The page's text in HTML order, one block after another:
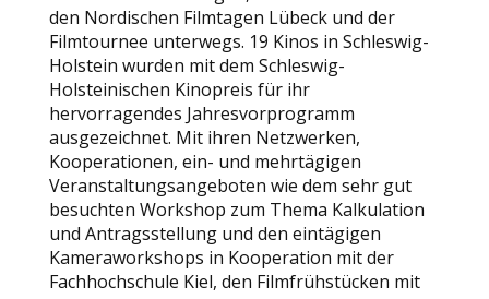
den Nordischen Filmtagen Lübeck und der
Filmtournee unterwegs. 19 Kinos in Schleswig-
Holstein wurden mit dem Schleswig-
Holsteinischen Kinopreis für ihr
hervorragendes Jahresvorprogramm
ausgezeichnet. Mit ihren Netzwerken,
Kooperationen, ein- und mehrtägigen
Veranstaltungsangeboten wie dem sehr gut
besuchten Workshop zum Thema Kalkulation
und Antragsstellung und den eintägigen
Kameraworkshops in Kooperation mit der
Fachhochschule Kiel, den Filmfrühstücken mit